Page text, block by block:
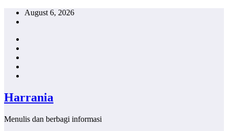
Skip
August 6, 2026
Harrania
Menulis dan berbagi informasi